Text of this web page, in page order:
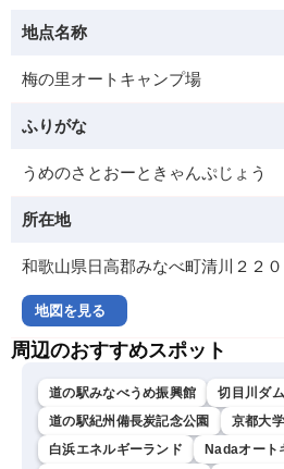
地点名称
梅の里オートキャンプ場
ふりがな
うめのさとおーときゃんぷじょう
所在地
和歌山県日高郡みなべ町清川２２０
地図を見る
周辺のおすすめスポット
道の駅みなべうめ振興館
切目川ダム
道の駅紀州備長炭記念公園
京都大
白浜エネルギーランド
Nadaオート